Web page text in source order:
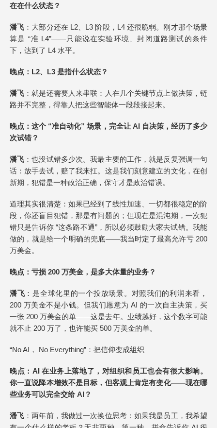
在在什么状态？
潘飞 ：大部分还在 L2、L3 阶段，L4 还很脆弱。刚才那个场景
算是 “准 L4”——只能说在实验环境、封闭道路测试的条件
下，达到了 L4 水平。
晚点 ：L2、L3 是指什么状态？
潘飞 ：就是还需要人来串联：人在几个关键节点上做决策，链
路并不完整，得靠人把这些智能体一段段接起来。
晚点 ：这个 “准自动化” 场景，完全让 AI 自决策，经历了多少
次试错？
潘飞 ：也没试错多少次。我最主要的工作，就是反复强调一句
话：放手去试，赔了我来扛。这是我们刻意建立的文化，在创
新期，犯错是一种政治正确，保守才是政治错误。
道理其实很清楚：如果已经到了线性加速、一切都很稳定的阶
段，你还盲目犯错，那是有问题的；但现在是混沌期，一次犯
错只是告诉你 “这条路不通”，所以必须鼓励大家去试错。我能
做的，就是给一个明确的兜底——我当时定了最高允许亏 200
万美金。
晚点 ：亏损 200 万美金，是多大体量的业务？
潘飞 ：是全球化里的一个投放场景。对照我们的利润来看，
200 万美金不是小钱。但我们愿意为 AI 的一次自主决策，买
一张 200 万美金的单——这是去年。业绩越好，这个数字可能
就不止 200 万了，也许能买 500 万美金的单。
“No AI， No Everything”：把信仰变成组织
晚点 ：AI 在业务上落地了，对组织和员工也会有很大影响。
你一直说降本增效不是目标，但客观上肯定有变化——现在哪
些业务可以完全交给 AI？
潘飞 ：两年前，我做过一次换位思考：如果我是员工，我希望